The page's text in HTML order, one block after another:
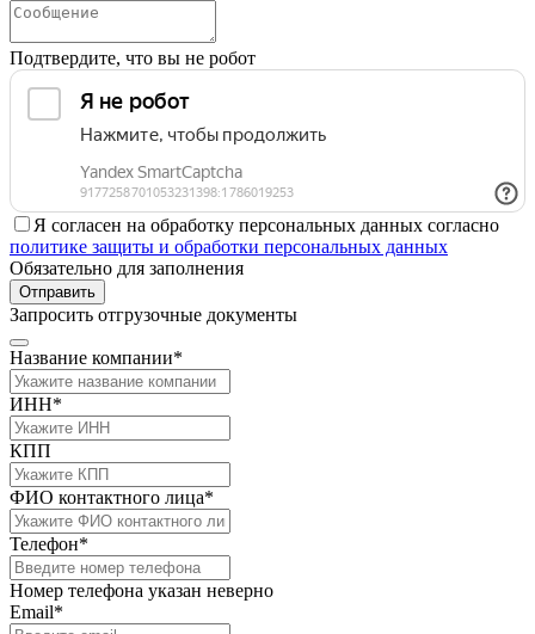
Подтвердите, что вы не робот
Я согласен на обработку персональных данных согласно
политике защиты и обработки персональных данных
Обязательно для заполнения
Отправить
Запросить отгрузочные документы
Название компании*
ИНН*
КПП
ФИО контактного лица*
Телефон*
Номер телефона указан неверно
Email*